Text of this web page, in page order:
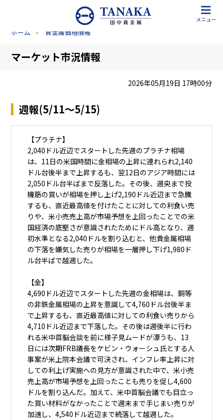
メニュー
ホーム 貴金属価格情報
マーケット市況情報
2026年05月19日 17時00分
週報(5/11～5/15)
【プラチナ】
2,040ドル近辺でスタートした先週のプラチナ相場
は、11日の米国時間に金相場の上昇に連れられ2,140
ドル台後半まで上昇するも、翌12日のアジア時間には
2,050ドル台半ばまで反落した。その後、週央まで投
機筋の買いが相場を押し上げ2,190ドル近辺まで急騰
するも、直近最高値を付けたことに対しての利食い売
りや、米小売売上高が市場予想を上回ったことでの米
国経済の底堅さが意識されたためにドル高となり、週
初水準となる2,040ドルを割り込むと、他貴金属相場
の下落を嫌気した売りが相場を一層押し下げ1,980ド
ル台半ばで越週した。
【金】
4,690ドル近辺でスタートした先週の金相場は、銅等
の非鉄金属相場の上昇を意識して4,760ドル台後半ま
で上昇するも、直近最高値に対しての利食い売りから
4,710ドル近辺まで下落した。その後は週後半に行わ
れる米中首脳会談を前に様子見ムードが漂うも、13
日には次期FRB議長をケビン・ウォーシュ氏とする人
事案が米上院本会議で可決され、インフレ率上昇に対
しての利上げ実施への見方が意識された中で、米小売
売上高が市場予想を上回ったことも売りを促し4,600
ドルを割り込んだ。加えて、米中首脳会議でも目立っ
た買い材料がなかったことで週末まで手じまい売りが
加速し、4,540ドル近辺まで続落して越週した。